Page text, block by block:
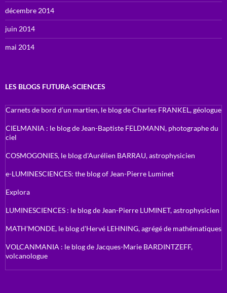
décembre 2014
juin 2014
mai 2014
LES BLOGS FUTURA-SCIENCES
Carnets de bord d’un martien, le blog de Charles FRANKEL, géologue
CIELMANIA : le blog de Jean-Baptiste FELDMANN, photographe du
ciel
COSMOGONIES, le blog d'Aurélien BARRAU, astrophysicien
e-LUMINESCIENCES: the blog of Jean-Pierre Luminet
Explora
LUMINESCIENCES : le blog de Jean-Pierre LUMINET, astrophysicien
MATH'MONDE, le blog d'Hervé LEHNING, agrégé de mathématiques
VOLCANMANIA : le blog de Jacques-Marie BARDINTZEFF,
volcanologue